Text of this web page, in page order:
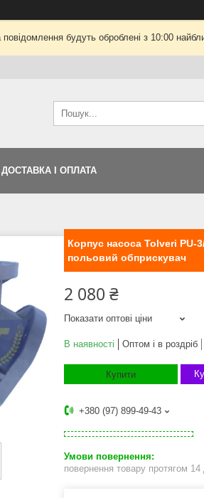
будуть оброблені з 10:00
ДОСТАВКА І ОПЛАТА
Корпус насоса Tolveri PU-
польовий обприскувач
2 080 ₴
Показати оптові ціни
В наявності Оптом і в роздріб
Купити
+380 (97) 899-49-43
повернення товару протягом 14